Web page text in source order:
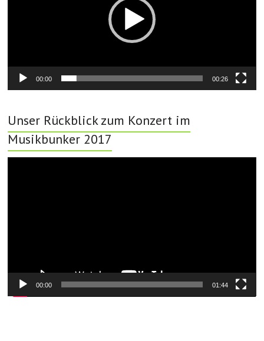
00:00 00:26
Unser Rückblick zum Konzert im
Musikbunker 2017
00:00 01:44